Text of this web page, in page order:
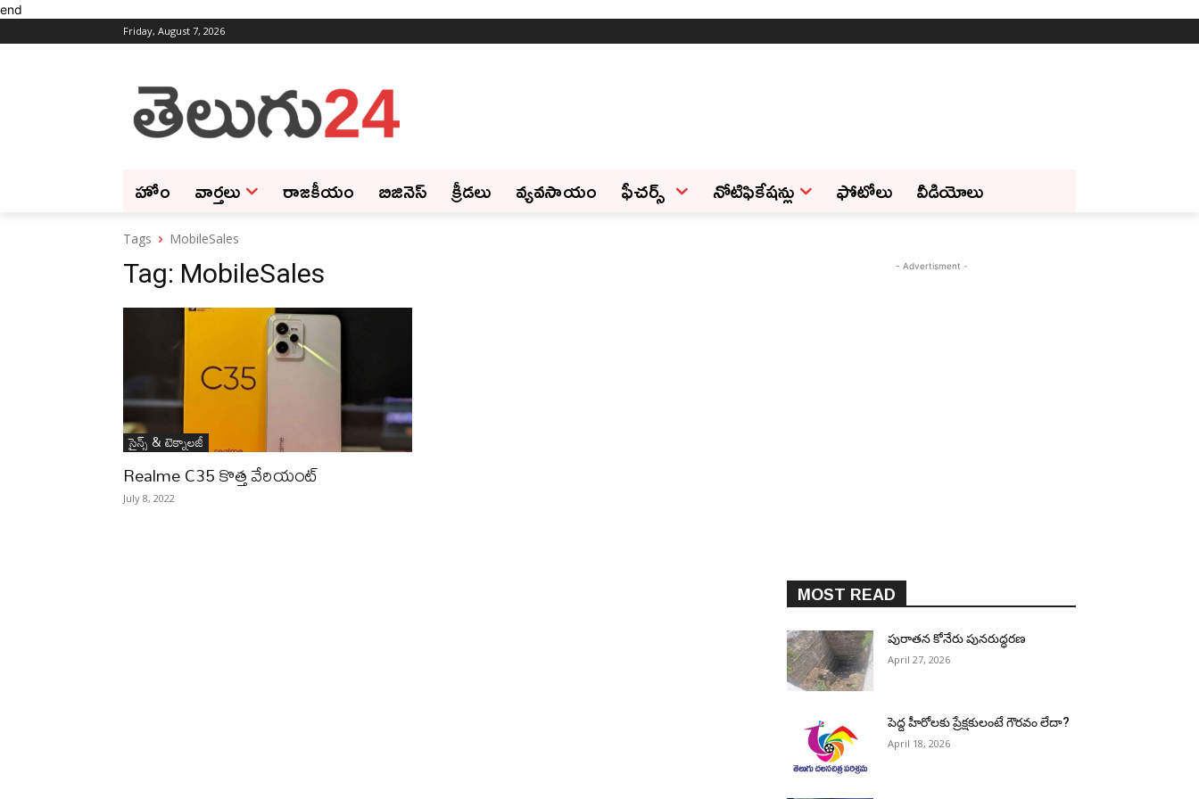
end
Friday, August 7, 2026
హోం వార్తలు రాజకీయం బిజినెస్‌ క్రీడలు వ్యవసాయం ఫీచ‌ర్స్ ‌ నోటిఫికేషన్లు ఫోటోలు వీడియోలు
Tags MobileSales
Tag: MobileSales
సైన్స్‌ & టెక్నాలజీ
Realme C35 కొత్త వేరియంట్‌
July 8, 2022
- Advertisment -
MOST READ
పురాత‌న కోనేరు పున‌రుద్ధ‌ర‌ణ
April 27, 2026
పెద్ద హీరోల‌కు ప్రేక్ష‌కులంటే గౌర‌వం లేదా?
April 18, 2026